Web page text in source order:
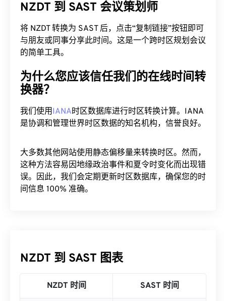
NZDT 到 SAST 会议策划师
将 NZDT 转换为 SAST 后，点击“复制链接”按钮即可
与朋友或同事分享此时间。这是一个跨时区规划会议
的简单工具。
为什么您应该信任我们的在线时间转
换器？
我们使用IANA时区数据库进行时区转换计算。IANA
是协调和管理世界时区数据的知名机构，信誉良好。
大多数其他网站使用静态偏移量来转换时区。然而，
这种方法容易因地缘政治事件和夏令时变化而出现错
误。因此，我们会定期更新时区数据库，确保您的时
间信息 100% 准确。
NZDT 到 SAST 图表
NZDT 时间 SAST 时间